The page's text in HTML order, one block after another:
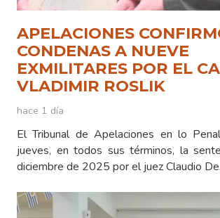
APELACIONES
CONDENAS A NUEVE
EXMILITARES POR EL
VLADIMIR ROSLIK
hace 1 día
El Tribunal de Apelaciones en lo
jueves, en todos sus términos, la
diciembre de 2025 por el juez Claudio